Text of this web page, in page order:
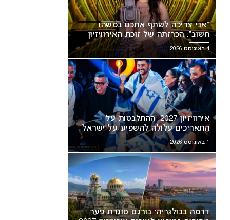
“אני צריכה לשתף אתכם במשהו
חשוב”: הכרזתה של זוכת האירוויזיון
מסעירה את הרשת
4 באוגוסט 2026
אירוויזיון 2027: ההתלבטות על
התאריכים עלולה להשפיע על ישראל
1 באוגוסט 2026
דרמה בבולגריה: בורגס סוגרת פער